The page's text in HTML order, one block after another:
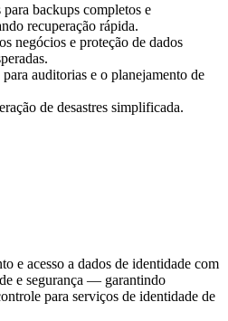
backups completos e
recuperação rápida.
negócios e proteção de dados
auditorias e o planejamento de
de desastres simplificada.
e acesso a dados de identidade com
e segurança — garantindo
para serviços de identidade de